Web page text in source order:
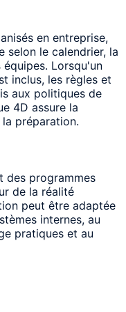
en entreprise,
selon le calendrier, la
Lorsqu'un
inclus, les règles et
aux politiques de
4D assure la
préparation.
des programmes
de la réalité
peut être adaptée
internes, au
pratiques et au